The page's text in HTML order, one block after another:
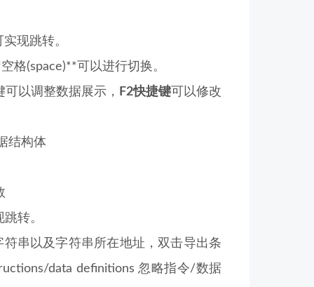
现跳转。
格(space)**可以进行切换。
以调整数据展示，
F2快捷键可以修改
结构体
转。
串以及字符串所在地址，双击导出条
data definitions 忽略指令/数据